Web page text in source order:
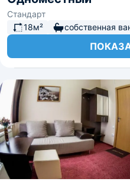
Стандарт
18м²
собственная